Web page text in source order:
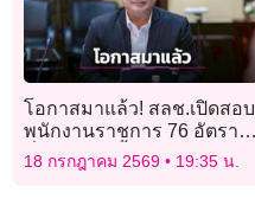
โอกาสมาแล้ว! สลช.เปิดสอบ
พนักงานราชการ 76 อัตรา
ทั่วประเทศ ย้ำโปร่งใส
18 กรกฎาคม 2569 19:35 น.